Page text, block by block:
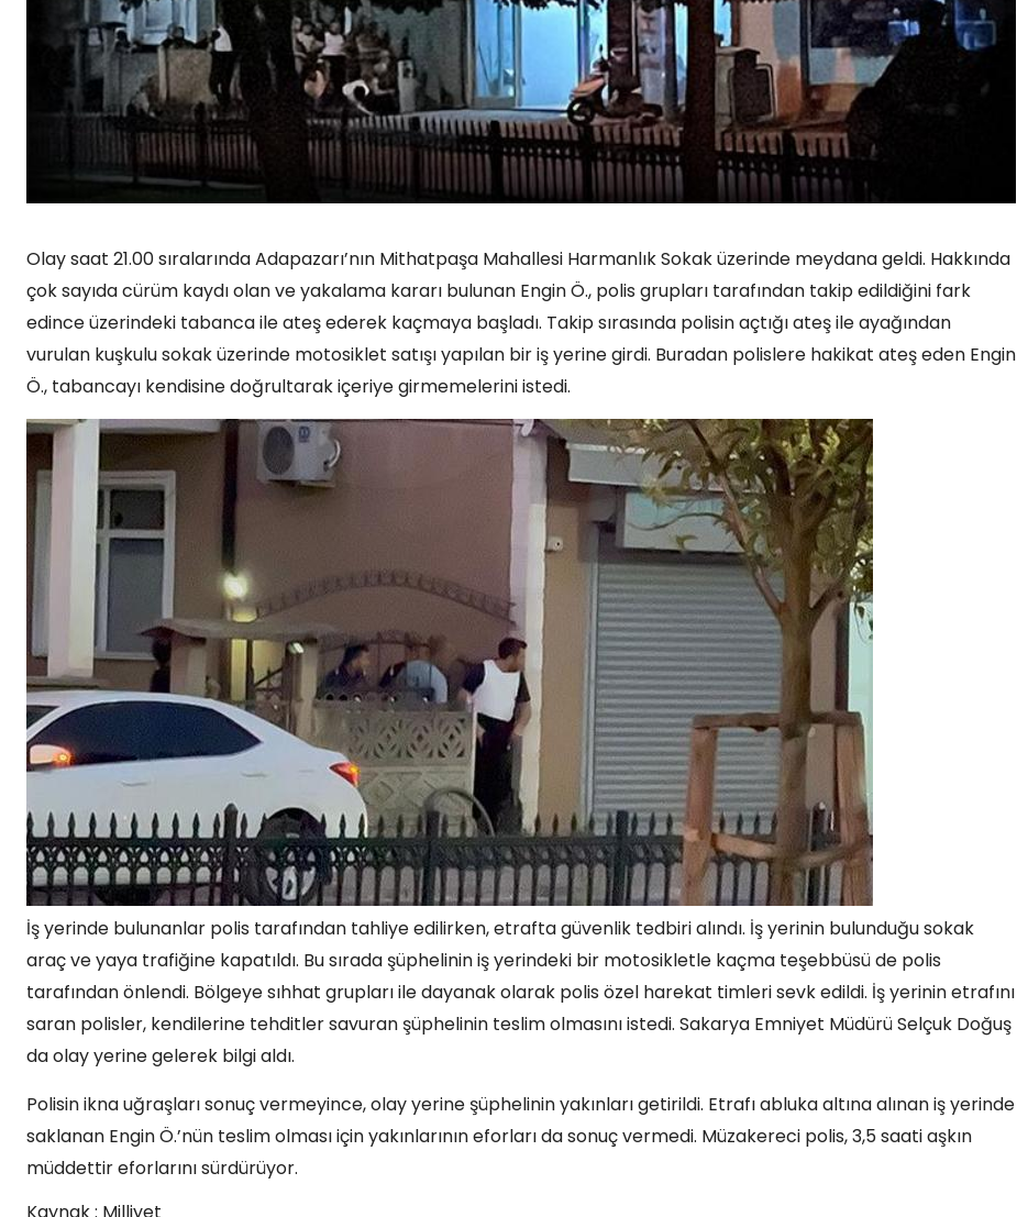
Olay saat 21.00 sıralarında Adapazarı’nın Mithatpaşa Mahallesi Harmanlık Sokak üzerinde meydana geldi. Hakkında
çok sayıda cürüm kaydı olan ve yakalama kararı bulunan Engin Ö., polis grupları tarafından takip edildiğini fark
edince üzerindeki tabanca ile ateş ederek kaçmaya başladı. Takip sırasında polisin açtığı ateş ile ayağından
vurulan kuşkulu sokak üzerinde motosiklet satışı yapılan bir iş yerine girdi. Buradan polislere hakikat ateş eden Engin
Ö., tabancayı kendisine doğrultarak içeriye girmemelerini istedi.
İş yerinde bulunanlar polis tarafından tahliye edilirken, etrafta güvenlik tedbiri alındı. İş yerinin bulunduğu sokak
araç ve yaya trafiğine kapatıldı. Bu sırada şüphelinin iş yerindeki bir motosikletle kaçma teşebbüsü de polis
tarafından önlendi. Bölgeye sıhhat grupları ile dayanak olarak polis özel harekat timleri sevk edildi. İş yerinin etrafını
saran polisler, kendilerine tehditler savuran şüphelinin teslim olmasını istedi. Sakarya Emniyet Müdürü Selçuk Doğuş
da olay yerine gelerek bilgi aldı.
Polisin ikna uğraşları sonuç vermeyince, olay yerine şüphelinin yakınları getirildi. Etrafı abluka altına alınan iş yerinde
saklanan Engin Ö.’nün teslim olması için yakınlarının eforları da sonuç vermedi. Müzakereci polis, 3,5 saati aşkın
müddettir eforlarını sürdürüyor.